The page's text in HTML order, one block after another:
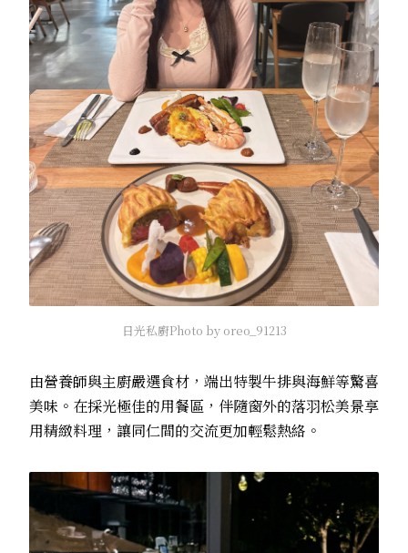
日光私廚Photo by oreo_91213
由營養師與主廚嚴選食材，端出特製牛排與海鮮等驚喜
美味。在採光極佳的用餐區，伴隨窗外的落羽松美景享
用精緻料理，讓同仁間的交流更加輕鬆熱絡。